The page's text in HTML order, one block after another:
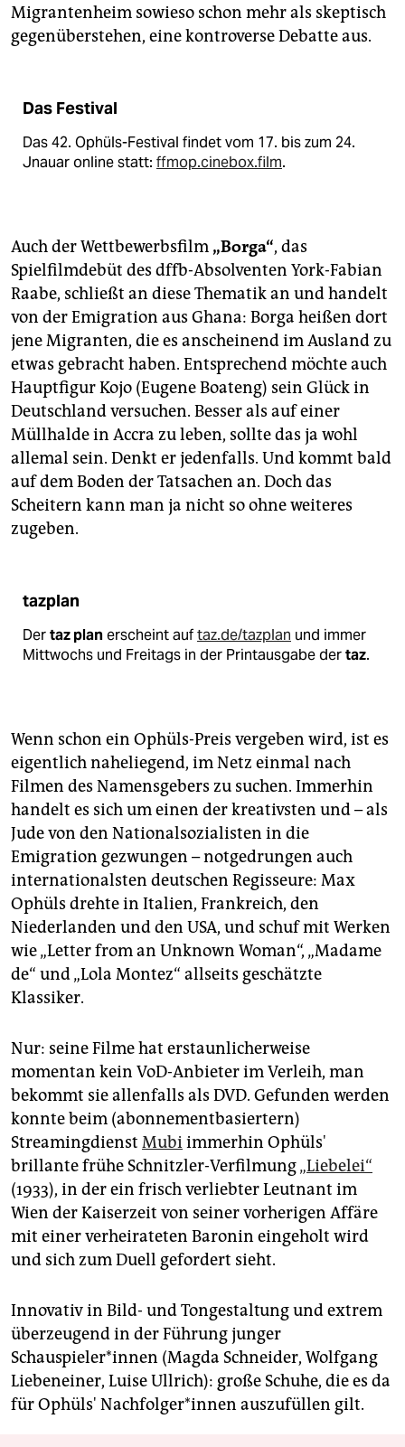
Migrantenheim sowieso schon mehr als skeptisch
gegenüberstehen, eine kontroverse Debatte aus.
Das Festival
Das 42. Ophüls-Festival findet vom 17. bis zum 24.
Jnauar online statt: ffmop.cinebox.film.
Auch der Wettbewerbsfilm „Borga“, das
Spielfilmdebüt des dffb-Absolventen York-Fabian
Raabe, schließt an diese Thematik an und handelt
von der Emigration aus Ghana: Borga heißen dort
jene Migranten, die es anscheinend im Ausland zu
etwas gebracht haben. Entsprechend möchte auch
Hauptfigur Kojo (Eugene Boateng) sein Glück in
Deutschland versuchen. Besser als auf einer
Müllhalde in Accra zu leben, sollte das ja wohl
allemal sein. Denkt er jedenfalls. Und kommt bald
auf dem Boden der Tatsachen an. Doch das
Scheitern kann man ja nicht so ohne weiteres
zugeben.
tazplan
Dertaz planerscheint auftaz.de/tazplan und immer
Mittwochs und Freitags in der Printausgabe dertaz.
Wenn schon ein Ophüls-Preis vergeben wird, ist es
eigentlich naheliegend, im Netz einmal nach
Filmen des Namensgebers zu suchen. Immerhin
handelt es sich um einen der kreativsten und – als
Jude von den Nationalsozialisten in die
Emigration gezwungen – notgedrungen auch
internationalsten deutschen Regisseure: Max
Ophüls drehte in Italien, Frankreich, den
Niederlanden und den USA, und schuf mit Werken
wie „Letter from an Unknown Woman“, „Madame
de“ und „Lola Montez“ allseits geschätzte
Klassiker.
Nur: seine Filme hat erstaunlicherweise
momentan kein VoD-Anbieter im Verleih, man
bekommt sie allenfalls als DVD. Gefunden werden
konnte beim (abonnementbasiertern)
Streamingdienst Mubiimmerhin Ophüls'
brillante frühe Schnitzler-Verfilmung„Liebelei“
(1933), in der ein frisch verliebter Leutnant im
Wien der Kaiserzeit von seiner vorherigen Affäre
mit einer verheirateten Baronin eingeholt wird
und sich zum Duell gefordert sieht.
Innovativ in Bild- und Tongestaltung und extrem
überzeugend in der Führung junger
Schauspieler*innen (Magda Schneider, Wolfgang
Liebeneiner, Luise Ullrich): große Schuhe, die es da
für Ophüls' Nachfolger*innen auszufüllen gilt.